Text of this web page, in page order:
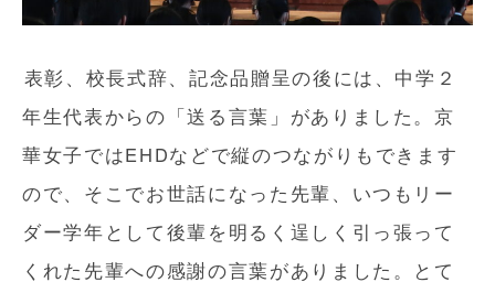
表彰、校長式辞、記念品贈呈の後には、中学２
年生代表からの「送る言葉」がありました。京
華女子ではEHDなどで縦のつながりもできます
ので、そこでお世話になった先輩、いつもリー
ダー学年として後輩を明るく逞しく引っ張って
くれた先輩への感謝の言葉がありました。とて